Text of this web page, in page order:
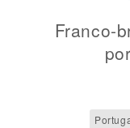
Franco-